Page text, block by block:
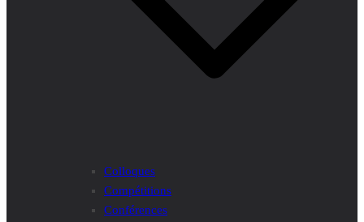
Colloques
Compétitions
Conférences